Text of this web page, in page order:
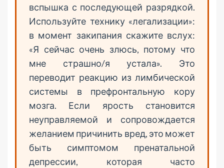
вспышка с последующей разрядкой.
Используйте технику «легализации»:
в момент закипания скажите вслух:
«Я сейчас очень злюсь, потому что
мне страшно/я устала». Это
переводит реакцию из лимбической
системы в префронтальную кору
мозга. Если ярость становится
неуправляемой и сопровождается
желанием причинить вред, это может
быть симптомом пренатальной
депрессии, которая часто